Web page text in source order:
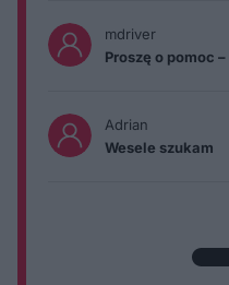
mdriver
Proszę o pomoc
Adrian
Wesele szukam